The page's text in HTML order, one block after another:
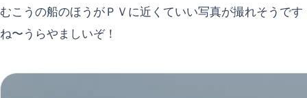
むこうの船のほうがＰＶに近くていい写真が撮れそうです
ね〜うらやましいぞ！